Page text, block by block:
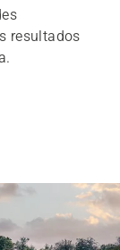
resultados